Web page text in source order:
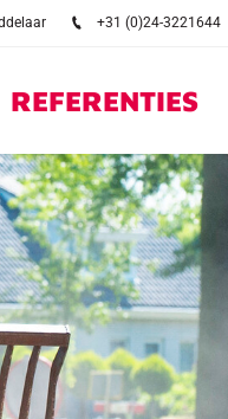
+31 (0)24-3221644
REFERENTIES